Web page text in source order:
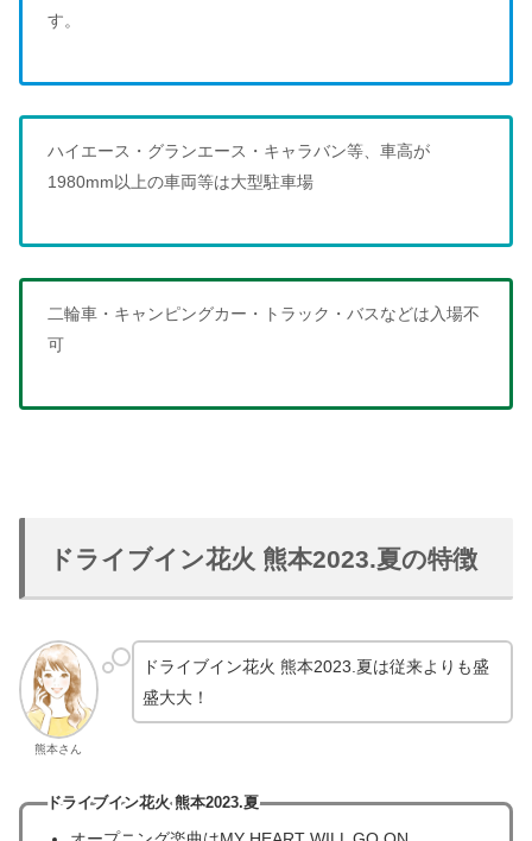
す。
ハイエース・グランエース・キャラバン等、車高が
1980mm以上の車両等は大型駐車場
二輪車・キャンピングカー・トラック・バスなどは入場不
可
ドライブイン花火 熊本2023.夏の特徴
熊本さん
ドライブイン花火 熊本2023.夏は従来よりも盛
盛大大！
ドライブイン花火 熊本2023.夏